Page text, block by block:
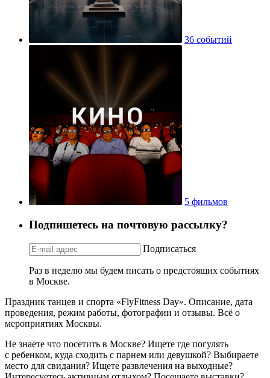
36 событий
5 фильмов
Подпишетесь на почтовую рассылку?
Подписаться
Раз в неделю мы будем писать о предстоящих событиях
в Москве.
Праздник танцев и спорта «FlyFitness Day». Описание, дата
проведения, режим работы, фотографии и отзывы. Всё о
мероприятиях Москвы.
Не знаете что посетить в Москве? Ищете где погулять
с ребенком, куда сходить с парнем или девушкой? Выбираете
место для свидания? Ищете развлечения на выходные?